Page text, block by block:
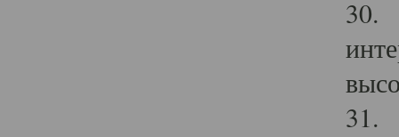
30.
31.